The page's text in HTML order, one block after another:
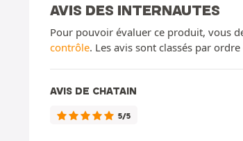
AVIS DES INTERNAUTES
Pour pouvoir évaluer ce produit, vous
contrôle. Les avis sont classés par
AVIS DE CHATAIN
5/5